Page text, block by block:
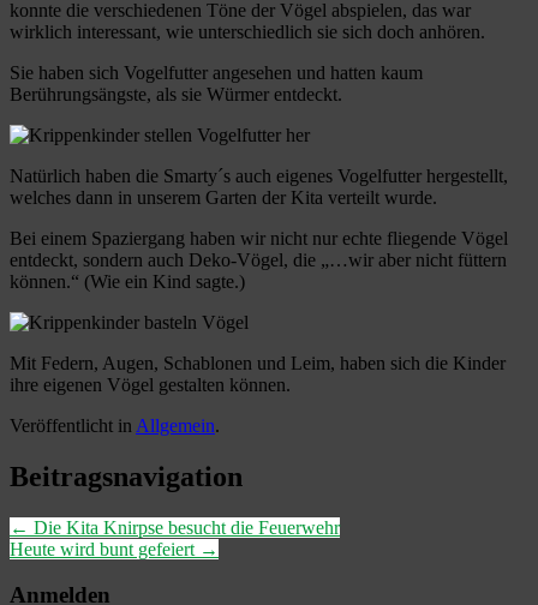
konnte die verschiedenen Töne der Vögel abspielen, das war
wirklich interessant, wie unterschiedlich sie sich doch anhören.
Sie haben sich Vogelfutter angesehen und hatten kaum
Berührungsängste, als sie Würmer entdeckt.
Natürlich haben die Smarty´s auch eigenes Vogelfutter hergestellt,
welches dann in unserem Garten der Kita verteilt wurde.
Bei einem Spaziergang haben wir nicht nur echte fliegende Vögel
entdeckt, sondern auch Deko-Vögel, die „…wir aber nicht füttern
können.“ (Wie ein Kind sagte.)
Mit Federn, Augen, Schablonen und Leim, haben sich die Kinder
ihre eigenen Vögel gestalten können.
Veröffentlicht in Allgemein.
Beitragsnavigation
← Die Kita Knirpse besucht die Feuerwehr
Heute wird bunt gefeiert →
Anmelden